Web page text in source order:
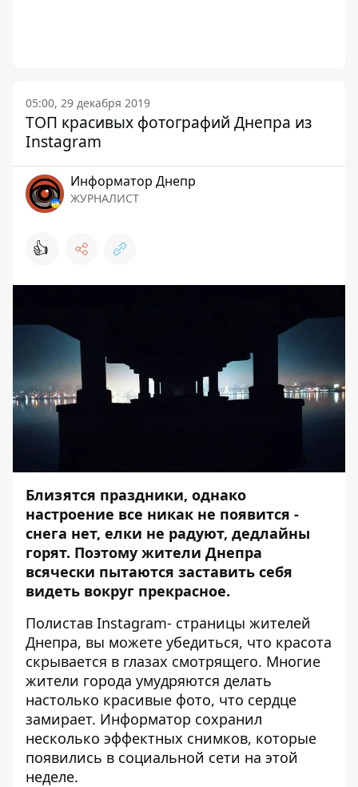
05:00, 29 декабря 2019
ТОП красивых фотографий Днепра из
Instagram
Информатор Днепр
ЖУРНАЛИСТ
👍
Близятся праздники, однако
настроение все никак не появится -
снега нет, елки не радуют, дедлайны
горят. Поэтому жители Днепра
всячески пытаются заставить себя
видеть вокруг прекрасное.
Полистав Instagram- страницы жителей
Днепра, вы можете убедиться, что красота
скрывается в глазах смотрящего. Многие
жители города умудряются делать
настолько красивые фото, что сердце
замирает. Информатор сохранил
несколько эффектных снимков, которые
появились в социальной сети на этой
неделе.